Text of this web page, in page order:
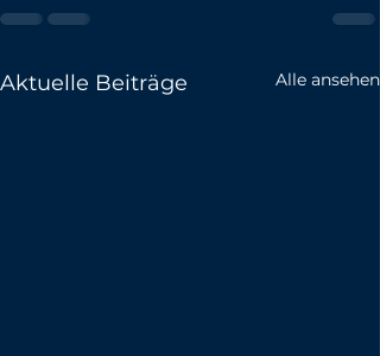
Aktuelle Beiträge Alle ansehen